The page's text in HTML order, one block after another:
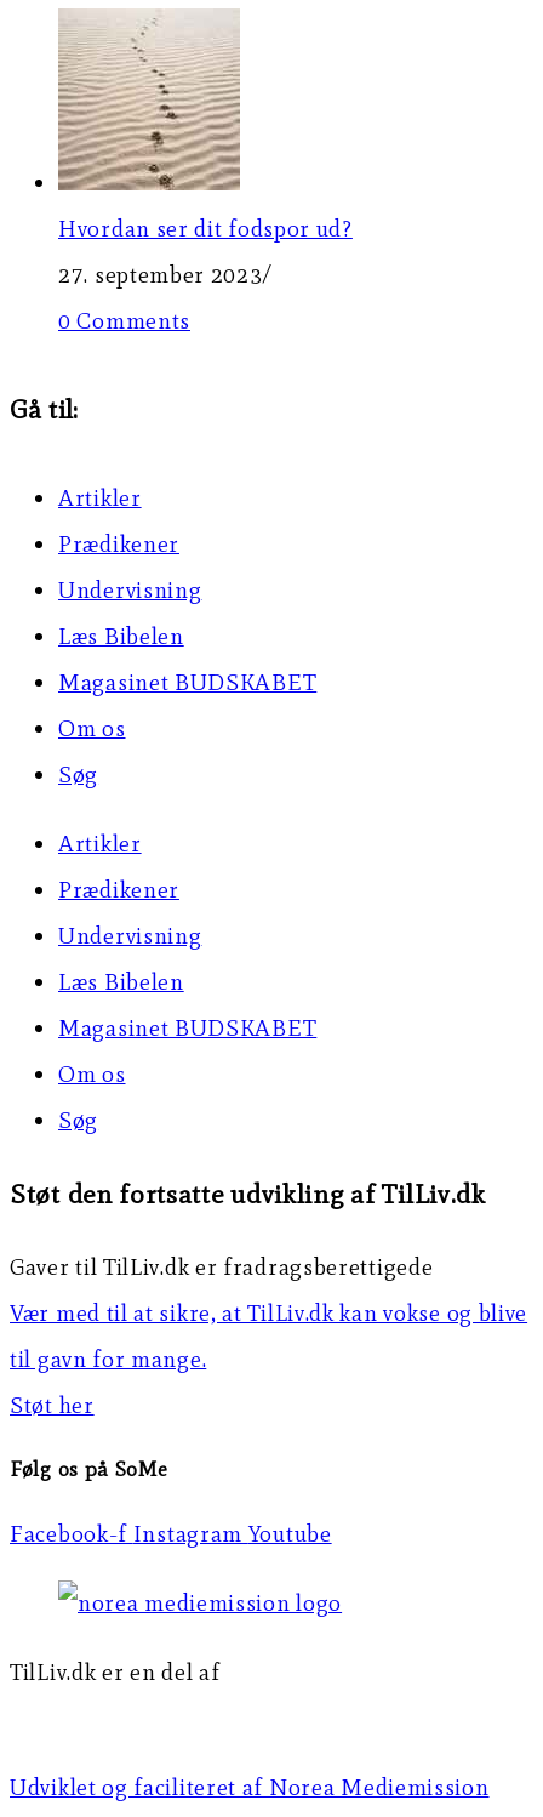
Hvordan ser dit fodspor ud?
27. september 2023/
0 Comments
Gå til:
Artikler
Prædikener
Undervisning
Læs Bibelen
Magasinet BUDSKABET
Om os
Søg
Artikler
Prædikener
Undervisning
Læs Bibelen
Magasinet BUDSKABET
Om os
Søg
Støt den fortsatte udvikling af TilLiv.dk
Gaver til TilLiv.dk er fradragsberettigede
Vær med til at sikre, at TilLiv.dk kan vokse og blive
til gavn for mange.
Støt her
Følg os på SoMe
Facebook-f Instagram Youtube
TilLiv.dk er en del af
Udviklet og faciliteret af Norea Mediemission​​